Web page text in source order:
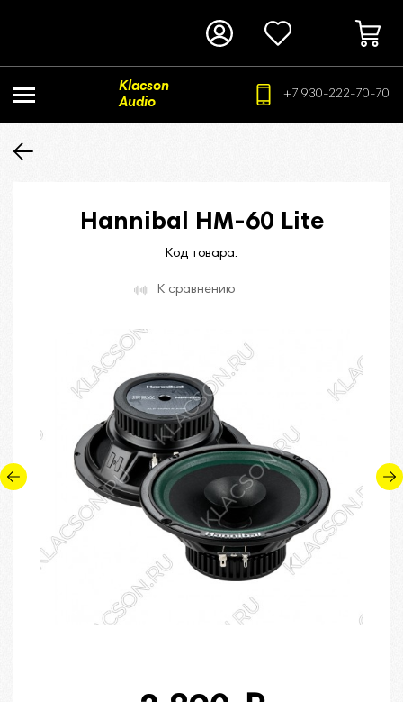
Klacson
Audio
+7 930-222-70-70
Hannibal HM-60 Lite
Код товара:
К сравнению